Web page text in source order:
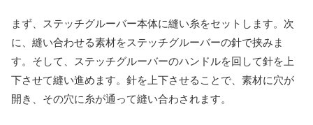
まず、ステッチグルーバー本体に縫い糸をセットします。次
に、縫い合わせる素材をステッチグルーバーの針で挟みま
す。そして、ステッチグルーバーのハンドルを回して針を上
下させて縫い進めます。針を上下させることで、素材に穴が
開き、その穴に糸が通って縫い合わされます。